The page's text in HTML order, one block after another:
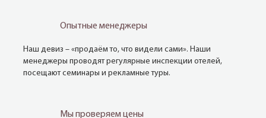
Опытные менеджеры
Наш девиз – «продаём то, что видели сами». Наши
менеджеры проводят регулярные инспекции отелей,
посещают семинары и рекламные туры.
Мы проверяем цены